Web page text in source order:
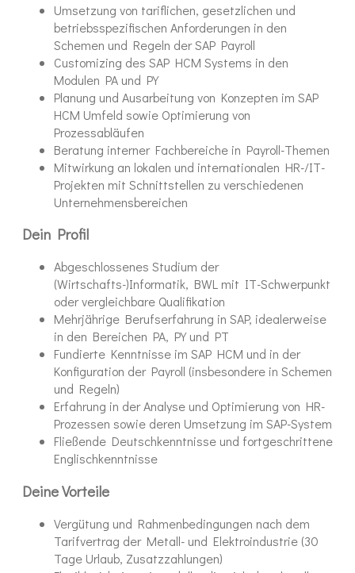
Umsetzung von tariflichen, gesetzlichen und
betriebsspezifischen Anforderungen in den
Schemen und Regeln der SAP Payroll
Customizing des SAP HCM Systems in den
Modulen PA und PY
Planung und Ausarbeitung von Konzepten im SAP
HCM Umfeld sowie Optimierung von
Prozessabläufen
Beratung interner Fachbereiche in Payroll-Themen
Mitwirkung an lokalen und internationalen HR-/IT-
Projekten mit Schnittstellen zu verschiedenen
Unternehmensbereichen
Dein Profil
Abgeschlossenes Studium der
(Wirtschafts-)Informatik, BWL mit IT-Schwerpunkt
oder vergleichbare Qualifikation
Mehrjährige Berufserfahrung in SAP, idealerweise
in den Bereichen PA, PY und PT
Fundierte Kenntnisse im SAP HCM und in der
Konfiguration der Payroll (insbesondere in Schemen
und Regeln)
Erfahrung in der Analyse und Optimierung von HR-
Prozessen sowie deren Umsetzung im SAP-System
Fließende Deutschkenntnisse und fortgeschrittene
Englischkenntnisse
Deine Vorteile
Vergütung und Rahmenbedingungen nach dem
Tarifvertrag der Metall- und Elektroindustrie (30
Tage Urlaub, Zusatzzahlungen)